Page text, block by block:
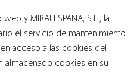
y MIRAI ESPAÑA, S.L., la
el servicio de mantenimiento
acceso a las cookies del
almacenado cookies en su